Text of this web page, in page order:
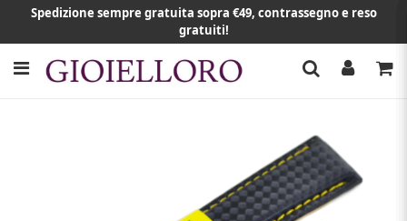
Spedizione sempre gratuita sopra €49, contrassegno e reso
gratuiti!